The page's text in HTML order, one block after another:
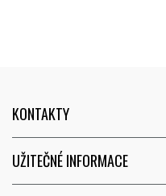
KONTAKTY
UŽITEČNÉ INFORMACE